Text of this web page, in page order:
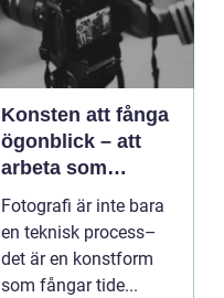
Konsten att fånga
ögonblick – att
arbeta som
fotograf i
Norrköping
Fotografi är inte bara
en teknisk process–
det är en konstform
som fångar tide...